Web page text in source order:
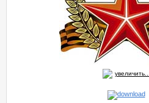
увеличить...